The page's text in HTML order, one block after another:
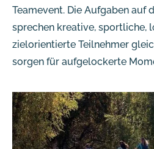
Teamevent. Die Aufgaben auf
sprechen kreative, sportliche,
zielorientierte Teilnehmer
sorgen für aufgelockerte